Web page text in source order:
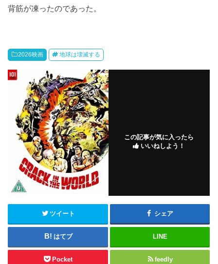
背筋が凍ったのであった。
2026映画 地球は壊滅する
この記事が気に入ったら
いいねしよう！
ツイート シェア
はてブ LINE
Pocket feedly